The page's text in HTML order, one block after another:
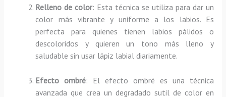
Relleno de color: Esta técnica se utiliza para dar un
color más vibrante y uniforme a los labios. Es
perfecta para quienes tienen labios pálidos o
descoloridos y quieren un tono más lleno y
saludable sin usar lápiz labial diariamente.
Efecto ombré: El efecto ombré es una técnica
avanzada que crea un degradado sutil de color en